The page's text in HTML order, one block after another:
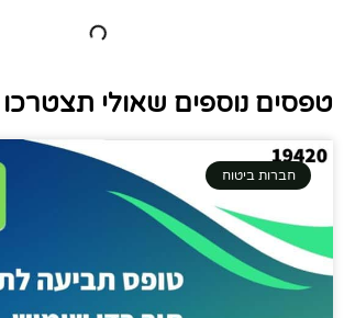
טפסים נוספים שאולי
חברות ביטוח